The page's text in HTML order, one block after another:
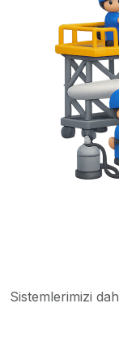
Sistemlerimizi